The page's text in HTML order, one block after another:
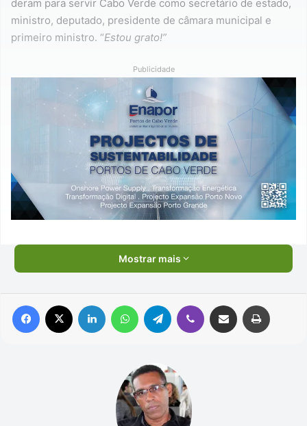
deram para servir Cabo Verde como secretário de estado,
ministro, deputado, presidente de câmara municipal e
primeiro ministro. “Estou grato!”
Publicidade
Mostrar mais
Facebook Linkedin WhatsAppTelegram Viber Compartilhar via e-mail